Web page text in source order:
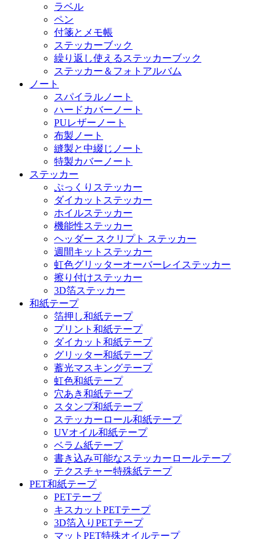
ラベル
ペン
付箋とメモ帳
ステッカーブック
繰り返し使えるステッカーブック
ステッカー＆フォトアルバム
ノート
スパイラルノート
ハードカバーノート
PUレザーノート
布製ノート
縫製と中綴じノート
特製カバーノート
ステッカー
ぷっくりステッカー
ダイカットステッカー
ホイルステッカー
機能性ステッカー
ヘッダー スクリプト ステッカー
週間キットステッカー
虹色グリッターオーバーレイステッカー
擦り付けステッカー
3D箔ステッカー
和紙テープ
箔押し和紙テープ
プリント和紙テープ
ダイカット和紙テープ
グリッター和紙テープ
蓄光マスキングテープ
虹色和紙テープ
穴あき和紙テープ
スタンプ和紙テープ
ステッカーロール和紙テープ
UVオイル和紙テープ
ベラム紙テープ
書き込み可能なステッカーロールテープ
テクスチャー特殊紙テープ
PET和紙テープ
PETテープ
キスカットPETテープ
3D箔入りPETテープ
マットPET特殊オイルテープ